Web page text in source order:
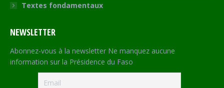
Textes fondamentaux
NEWSLETTER
Abonnez-vous à la newsletter Ne manquez aucune
information sur la Présidence du Faso